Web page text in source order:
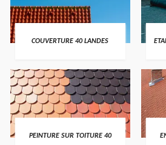
COUVERTURE 40 LANDES
PEINTURE SUR TOITURE 40